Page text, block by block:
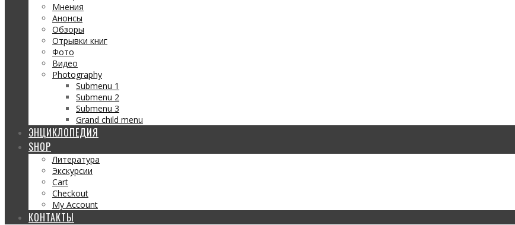
Мнения
Анонсы
Обзоры
Отрывки книг
Фото
Видео
Photography
Submenu 1
Submenu 2
Submenu 3
Grand child menu
ЭНЦИКЛОПЕДИЯ
SHOP
Литература
Экскурсии
Cart
Checkout
My Account
КОНТАКТЫ